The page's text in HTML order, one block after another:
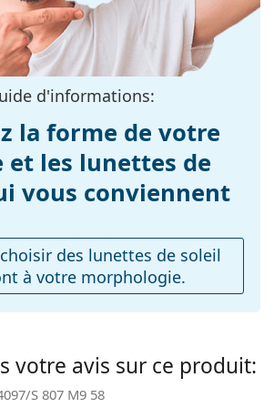
est idéal pour le nettoyage et
de soleil. Certains modèles
avec un sac en tissu au lieu d'un
modèles de marques populaires.
Plastique
M
134 mm
140 mm
15 mm
Non
Oui
Pour femmes
d'informations:
la forme de votre
et les lunettes de
vous conviennent
des lunettes de soleil
à votre morphologie.
votre avis sur ce produit:
S 807 M9 58